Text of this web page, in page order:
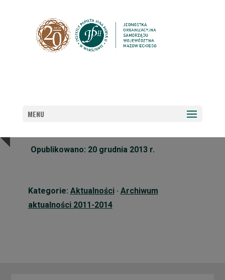
MENU
Opublikowano: 20 grudnia 2013 r.
Kategorie: Aktualności· Archiwum
aktualności 2011-2014